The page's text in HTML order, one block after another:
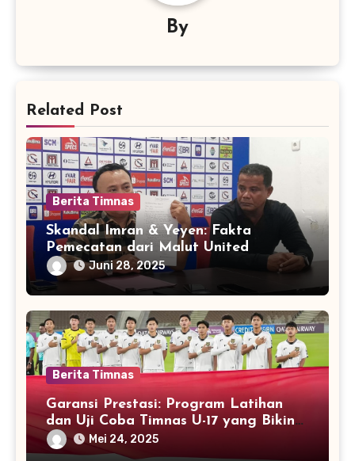
By
Related Post
Berita Timnas
Skandal Imran & Yeyen: Fakta
Pemecatan dari Malut United
Juni 28, 2025
Berita Timnas
Garansi Prestasi: Program Latihan
dan Uji Coba Timnas U-17 yang Bikin
Dunia Melirik
Mei 24, 2025